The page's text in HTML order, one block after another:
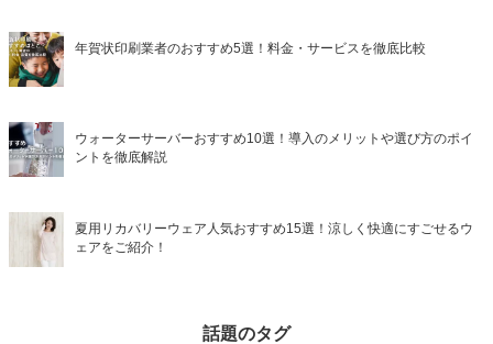
年賀状印刷業者のおすすめ5選！料金・サービスを徹底比較
ウォーターサーバーおすすめ10選！導入のメリットや選び方のポイ
ントを徹底解説
夏用リカバリーウェア人気おすすめ15選！涼しく快適にすごせるウ
ェアをご紹介！
話題のタグ